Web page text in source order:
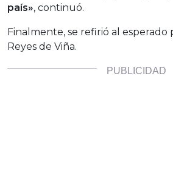
país», continuó.
Finalmente, se refirió al esperado
Reyes de Viña.